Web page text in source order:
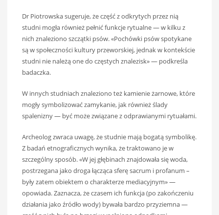
Dr Piotrowska sugeruje, że część z odkrytych przez nią
studni mogła również pełnić funkcje rytualne — w kilku z
nich znaleziono szczątki psów. «Pochówki psów spotykane
są w społeczności kultury przeworskiej, jednak w kontekście
studni nie należą one do częstych znalezisk» — podkreśla
badaczka.
W innych studniach znaleziono też kamienie żarnowe, które
mogły symbolizować zamykanie, jak również ślady
spalenizny — być może związane z odprawianymi rytuałami.
Archeolog zwraca uwagę, że studnie mają bogatą symbolikę.
Z badań etnograficznych wynika, że traktowano je w
szczególny sposób. «W jej głębinach znajdowała się woda,
postrzegana jako droga łącząca sferę sacrum i profanum –
były zatem obiektem o charakterze mediacyjnym» —
opowiada. Zaznacza, że czasem ich funkcja (po zakończeniu
działania jako źródło wody) bywała bardzo przyziemna —